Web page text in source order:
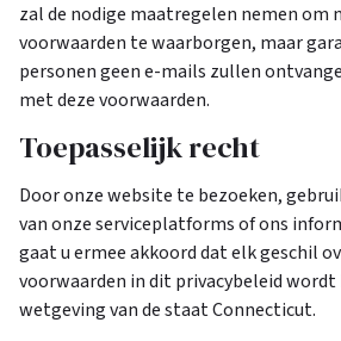
zal de nodige maatregelen nemen om
voorwaarden te waarborgen, maar
personen geen e-mails zullen
met deze voorwaarden.
Toepasselijk recht
Door onze website te bezoeken,
van onze serviceplatforms of ons
gaat u ermee akkoord dat elk geschil
voorwaarden in dit privacybeleid wordt
wetgeving van de staat Connecticut.